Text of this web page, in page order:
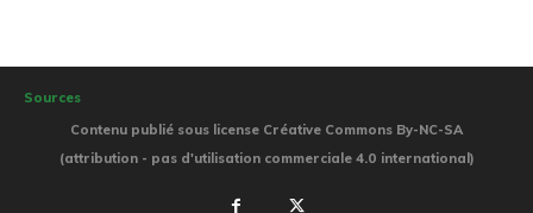
Sources
Contenu publié sous license Créative Commons By-NC-SA
(attribution - pas d'utilisation commerciale 4.0 international)